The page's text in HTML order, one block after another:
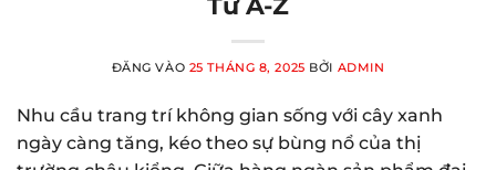
ĐĂNG VÀO 25 THÁNG 8, 2025 BỞI ADMIN
Nhu cầu trang trí không gian sống với cây xanh
ngày càng tăng, kéo theo sự bùng nổ của thị